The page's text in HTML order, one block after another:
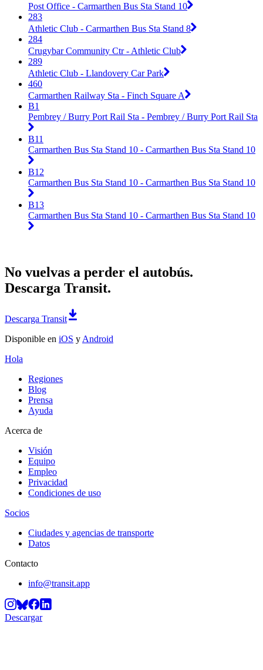
Post Office - Carmarthen Bus Sta Stand 10
283
Athletic Club - Carmarthen Bus Sta Stand 8
284
Crugybar Community Ctr - Athletic Club
289
Athletic Club - Llandovery Car Park
460
Carmarthen Railway Sta - Finch Square A
B1
Pembrey / Burry Port Rail Sta - Pembrey / Burry Port Rail Sta
B11
Carmarthen Bus Sta Stand 10 - Carmarthen Bus Sta Stand 10
B12
Carmarthen Bus Sta Stand 10 - Carmarthen Bus Sta Stand 10
B13
Carmarthen Bus Sta Stand 10 - Carmarthen Bus Sta Stand 10
No vuelvas a perder el autobús.
Descarga Transit.
Descarga Transit
Disponible en iOS y Android
Hola
Regiones
Blog
Prensa
Ayuda
Acerca de
Visión
Equipo
Empleo
Privacidad
Condiciones de uso
Socios
Ciudades y agencias de transporte
Datos
Contacto
info@transit.app
Descargar